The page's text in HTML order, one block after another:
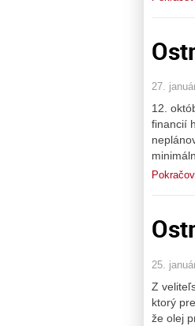
27.
12.
financií
25.
Z
ktorý
že olej